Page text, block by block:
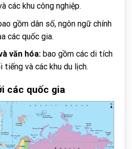
các khu công nghiệp.
gồm dân số, ngôn ngữ chính
các quốc gia.
văn hóa:bao gồm các di tích
tiếng và các khu du lịch.
các quốc gia